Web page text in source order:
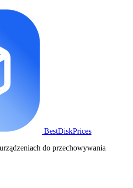
BestDiskPrices
do przechowywania